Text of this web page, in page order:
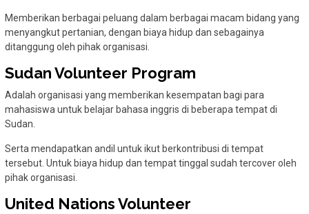
Memberikan berbagai peluang dalam berbagai macam bidang yang
menyangkut pertanian, dengan biaya hidup dan sebagainya
ditanggung oleh pihak organisasi.
Sudan Volunteer Program
Adalah organisasi yang memberikan kesempatan bagi para
mahasiswa untuk belajar bahasa inggris di beberapa tempat di
Sudan.
Serta mendapatkan andil untuk ikut berkontribusi di tempat
tersebut. Untuk biaya hidup dan tempat tinggal sudah tercover oleh
pihak organisasi.
United Nations Volunteer